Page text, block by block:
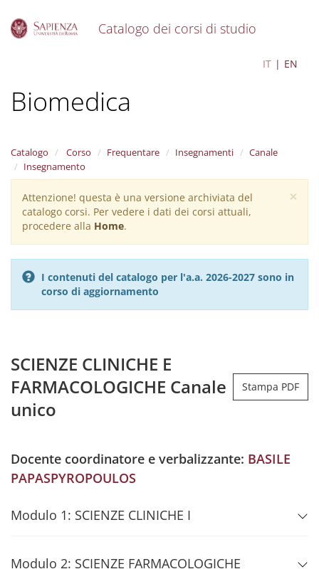
Catalogo dei corsi di studio
IT EN
Comunicazione Scientifica
Biomedica
Catalogo Corso Frequentare Insegnamenti
Canale
Insegnamento
×
Warning
message
Attenzione! questa è una versione archiviata del
catalogo corsi. Per vedere i dati dei corsi attuali,
procedere alla Home.
I contenuti del catalogo per l'a.a. 2026-2027 sono in
corso di aggiornamento
SCIENZE CLINICHE E
FARMACOLOGICHE Canale
unico
Stampa PDF
Docente coordinatore e verbalizzante: BASILE
PAPASPYROPOULOS
Modulo 1: SCIENZE CLINICHE I
Modulo 2: SCIENZE FARMACOLOGICHE